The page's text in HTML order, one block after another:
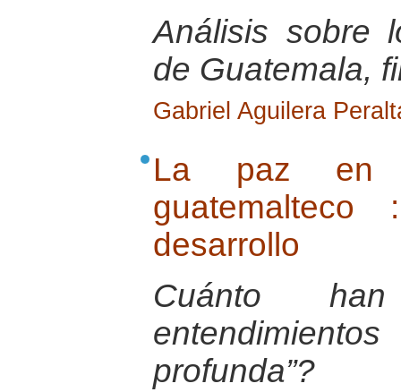
Análisis sobre
de Guatemala,
Gabriel Aguilera
La paz en
desarrollo
Cuánto
profunda”?